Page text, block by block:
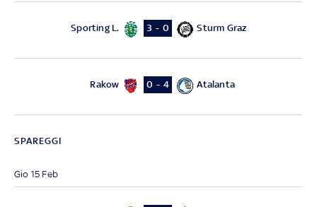
Sporting L. 3 - 0 Sturm Graz
Rakow 0 - 4 Atalanta
SPAREGGI
Gio 15 Feb